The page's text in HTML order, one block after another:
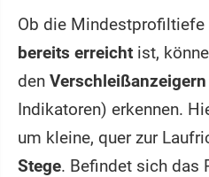
Ob die Mindestprofiltiefe
bereits erreicht ist,
den Verschleißanzeigern
Indikatoren) erkennen.
um kleine, quer zur
Stege. Befindet sich das